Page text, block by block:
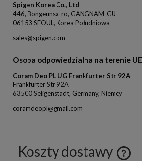
Spigen Korea Co., Ltd
446, Bongeunsa-ro, GANGNAM-GU
06153 SEOUL, Korea Południowa
sales@spigen.com
Osoba odpowiedzialna na terenie UE
Coram Deo PL UG Frankfurter Str 92A
Frankfurter Str 92A
63500 Seligenstadt, Germany, Niemcy
coramdeopl@gmail.com
Koszty dostawy